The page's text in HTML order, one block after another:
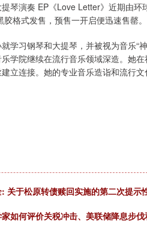
琴演奏 EP《Love Letter》近期由
格式发售，预售一开启便迅速售罄。
学习钢琴和大提琴，并被视为音乐“
学院继续在流行音乐领域深造。她
立连接。她的专业音乐造诣和流行
关于松原转债赎回实施的第二次提示
如何评价关税冲击、美联储降息步伐